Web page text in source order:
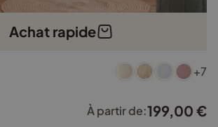
Achat rapide
+7
À partir de:199,00 €